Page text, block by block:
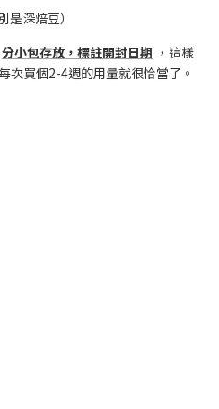
深焙豆）
分小包存放，標註開封日期 ，這樣
次買個2-4週的用量就很恰當了。